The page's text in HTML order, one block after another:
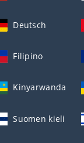
Deutsch
Filipino
Kinyarwanda
Suomen kieli